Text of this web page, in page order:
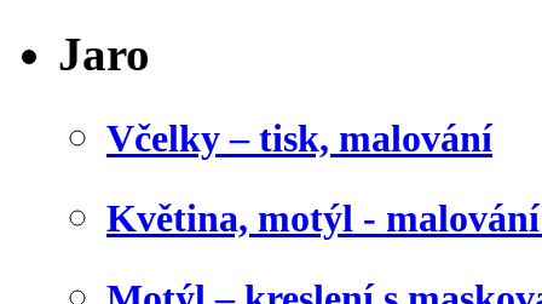
Jaro
Včelky – tisk, malování
Květina, motýl -